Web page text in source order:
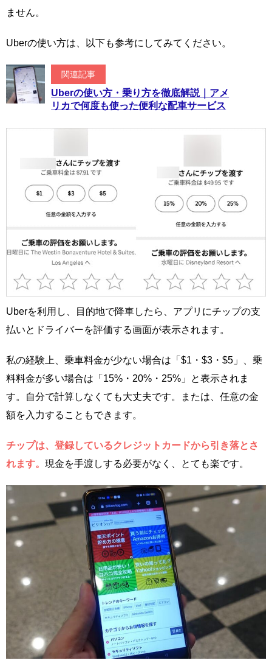
ません。
Uberの使い方は、以下も参考にしてみてください。
関連記事
Uberの使い方・乗り方を徹底解説｜アメ
リカで何度も使った便利な配車サービス
Uberを利用し、目的地で降車したら、アプリにチップの支
払いとドライバーを評価する画面が表示されます。
私の経験上、乗車料金が少ない場合は「$1・$3・$5」、乗
料料金が多い場合は「15%・20%・25%」と表示されま
す。自分で計算しなくても大丈夫です。または、任意の金
額を入力することもできます。
チップは、登録しているクレジットカードから引き落とさ
れます。 現金を手渡しする必要がなく、とても楽です。